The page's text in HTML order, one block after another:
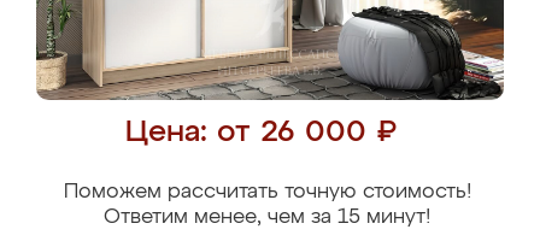
Цена: от 26 000 ₽
Поможем рассчитать точную стоимость!
Ответим менее, чем за 15 минут!